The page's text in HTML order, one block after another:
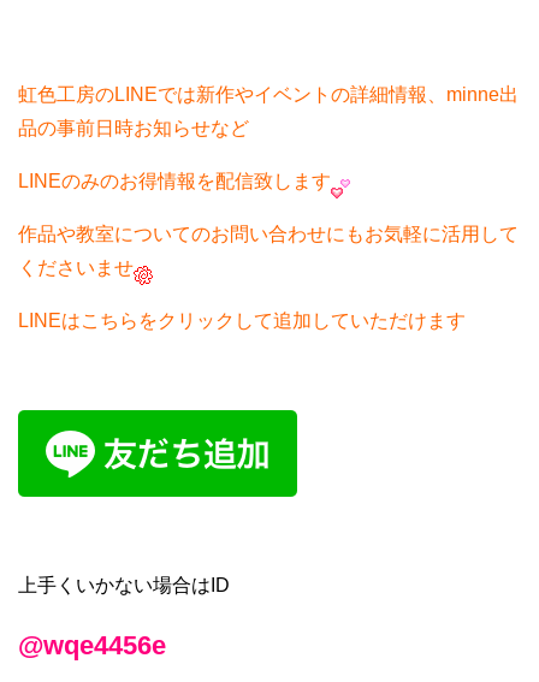
虹色工房のLINEでは新作やイベントの詳細情報、minne出
品の事前日時お知らせなど
LINEのみのお得情報を配信致します
作品や教室についてのお問い合わせにもお気軽に活用して
くださいませ
LINEはこちらをクリックして追加していただけます
上手くいかない場合はID
@wqe4456e